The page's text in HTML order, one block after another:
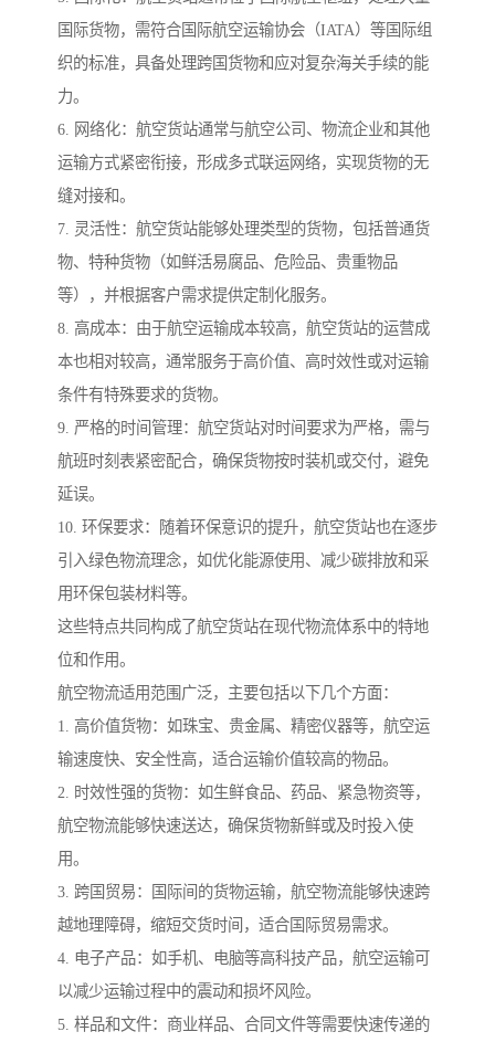
国际货物，需符合国际航空运输协会（IATA）等国际组
织的标准，具备处理跨国货物和应对复杂海关手续的能
力。
6. 网络化：航空货站通常与航空公司、物流企业和其他
运输方式紧密衔接，形成多式联运网络，实现货物的无
缝对接和。
7. 灵活性：航空货站能够处理类型的货物，包括普通货
物、特种货物（如鲜活易腐品、危险品、贵重物品
等），并根据客户需求提供定制化服务。
8. 高成本：由于航空运输成本较高，航空货站的运营成
本也相对较高，通常服务于高价值、高时效性或对运输
条件有特殊要求的货物。
9. 严格的时间管理：航空货站对时间要求为严格，需与
航班时刻表紧密配合，确保货物按时装机或交付，避免
延误。
10. 环保要求：随着环保意识的提升，航空货站也在逐步
引入绿色物流理念，如优化能源使用、减少碳排放和采
用环保包装材料等。
这些特点共同构成了航空货站在现代物流体系中的特地
位和作用。
航空物流适用范围广泛，主要包括以下几个方面：
1. 高价值货物：如珠宝、贵金属、精密仪器等，航空运
输速度快、安全性高，适合运输价值较高的物品。
2. 时效性强的货物：如生鲜食品、药品、紧急物资等，
航空物流能够快速送达，确保货物新鲜或及时投入使
用。
3. 跨国贸易：国际间的货物运输，航空物流能够快速跨
越地理障碍，缩短交货时间，适合国际贸易需求。
4. 电子产品：如手机、电脑等高科技产品，航空运输可
以减少运输过程中的震动和损坏风险。
5. 样品和文件：商业样品、合同文件等需要快速传递的